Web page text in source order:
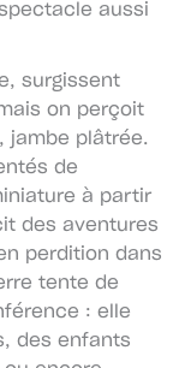
aussi
surgissent
on perçoit
jambe plâtrée.
de
à partir
des aventures
perdition dans
tente de
: elle
des enfants